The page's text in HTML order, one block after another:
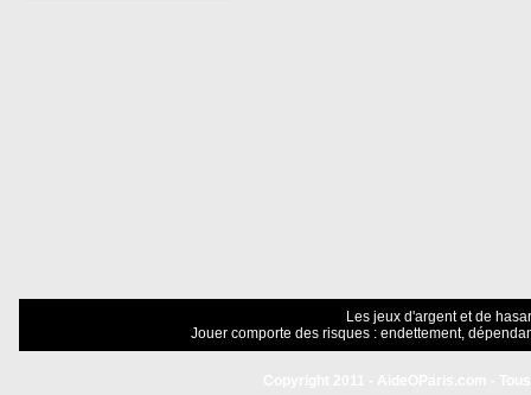
Les jeux d'argent et de
Jouer comporte des risques : endettement,